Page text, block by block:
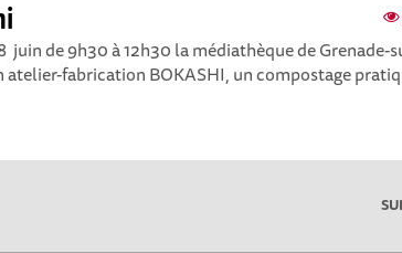
juin de 9h30 à 12h30 la médiathèque de Grenade-
atelier-fabrication BOKASHI, un compostage